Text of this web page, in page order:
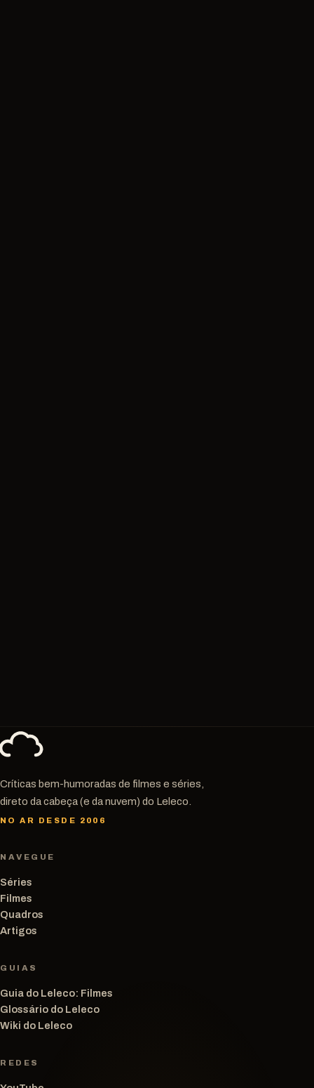
Críticas bem-humoradas de filmes e séries,
direto da cabeça (e da nuvem) do Leleco.
NO AR DESDE 2006
NAVEGUE
Séries
Filmes
Quadros
Artigos
GUIAS
Guia do Leleco: Filmes
Glossário do Leleco
Wiki do Leleco
REDES